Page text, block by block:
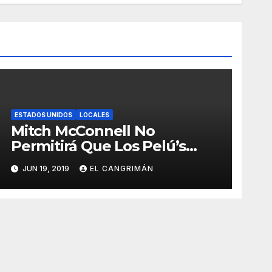
ESTADOS UNIDOS LOCALES
Mitch McConnell No
Permitirá Que Los Pelú’s
Socialistas Comunistas Del
PNP Logren La Estadidad
JUN 19, 2019 EL CANGRIMÁN